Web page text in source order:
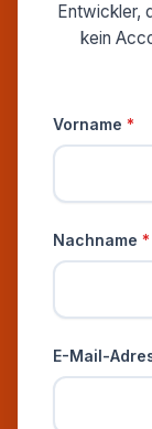
Entwickler,
kein
Vorname *
Nachname *
E-Mail-